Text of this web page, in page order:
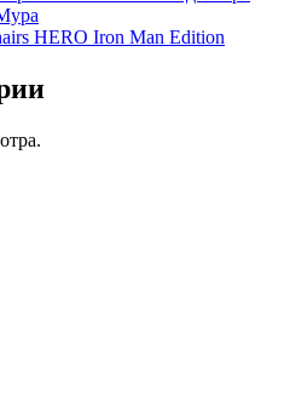
HERO Iron Man Edition